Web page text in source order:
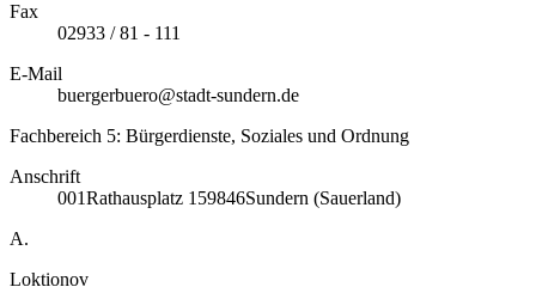
Fax
02933 / 81 - 111
E-Mail
buergerbuero@stadt-sundern.de
Fachbereich 5: Bürgerdienste, Soziales und Ordnung
Anschrift
001Rathausplatz 1 59846Sundern (Sauerland)
A.
Loktionov